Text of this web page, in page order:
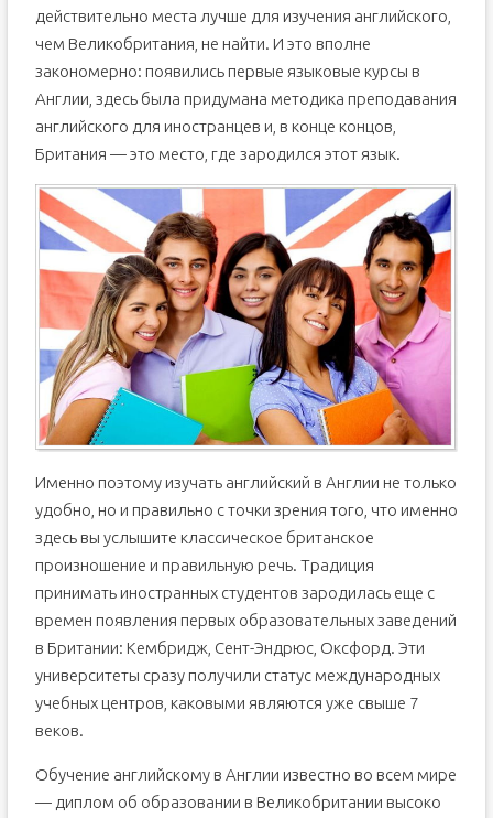
действительно места лучше для изучения английского,
чем Великобритания, не найти. И это вполне
закономерно: появились первые языковые курсы в
Англии, здесь была придумана методика преподавания
английского для иностранцев и, в конце концов,
Британия — это место, где зародился этот язык.
Именно поэтому изучать английский в Англии не только
удобно, но и правильно с точки зрения того, что именно
здесь вы услышите классическое британское
произношение и правильную речь. Традиция
принимать иностранных студентов зародилась еще с
времен появления первых образовательных заведений
в Британии: Кембридж, Сент-Эндрюс, Оксфорд. Эти
университеты сразу получили статус международных
учебных центров, каковыми являются уже свыше 7
веков.
Обучение английскому в Англии известно во всем мире
— диплом об образовании в Великобритании высоко